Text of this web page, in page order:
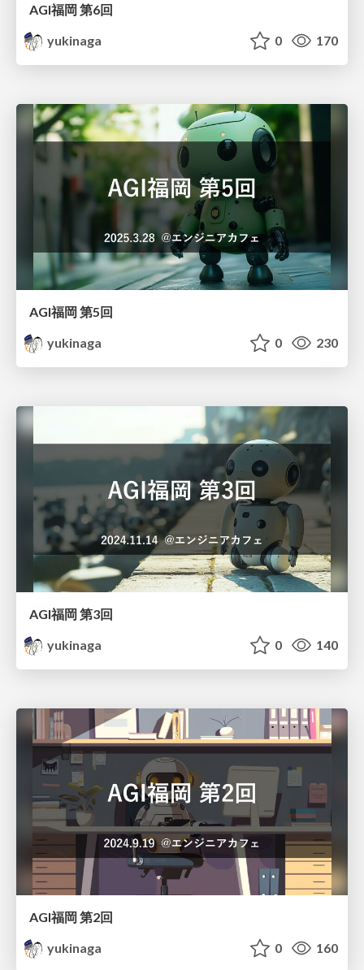
AGI福岡 第6回
yukinaga
0 170
AGI福岡 第5回
yukinaga
0 230
AGI福岡 第3回
yukinaga
0 140
AGI福岡 第2回
yukinaga
0 160